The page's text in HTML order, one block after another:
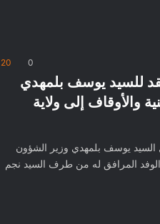
0
20
للسيد يوسف بلمهدي
والأوقاف إلى ولاية
السيد يوسف بلمهدي وزير الشؤون
الوفد المرافق له من طرف السيد نجم